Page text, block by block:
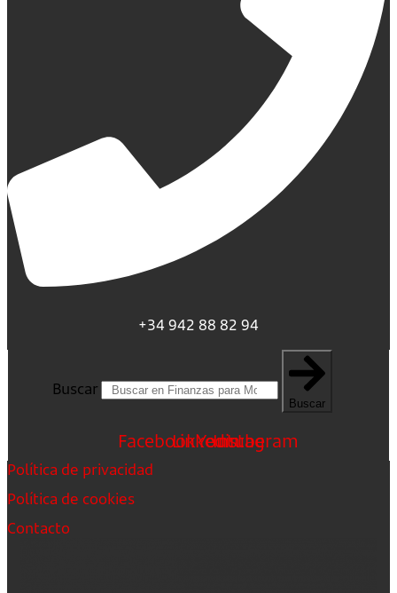
+34 942 88 82 94
Buscar
Buscar
FacebookLinkedin
Youtube
Instagram
Política de privacidad
Política de cookies
Contacto